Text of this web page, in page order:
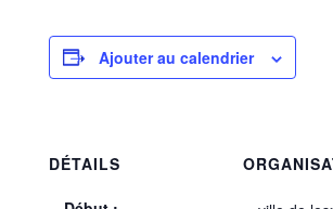
Ajouter au calendrier
DÉTAILS